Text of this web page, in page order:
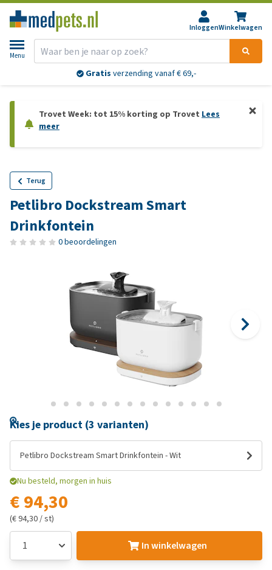
InloggenWinkelwagen
Menu
Gratis verzending vanaf € 69,-
Trovet Week: tot 15% korting op Trovet Lees
meer
Terug
Petlibro Dockstream Smart
Drinkfontein
0 beoordelingen
Kies je product (3 varianten)
Petlibro Dockstream Smart Drinkfontein - Wit
Nu besteld, morgen in huis
€ 94,30
(€ 94,30 / st)
In winkelwagen